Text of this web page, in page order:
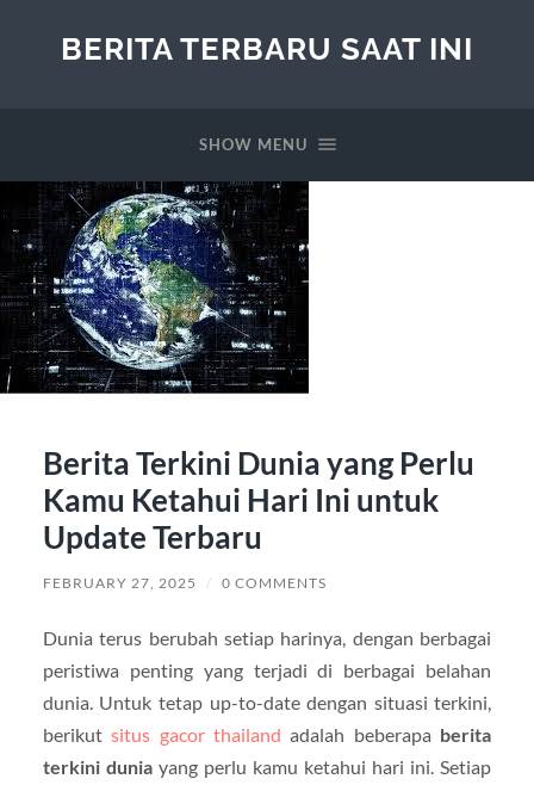
BERITA TERBARU SAAT INI
SHOW MENU
Berita Terkini Dunia yang Perlu
Kamu Ketahui Hari Ini untuk
Update Terbaru
FEBRUARY 27, 2025 / 0 COMMENTS
Dunia terus berubah setiap harinya, dengan berbagai
peristiwa penting yang terjadi di berbagai belahan
dunia. Untuk tetap up-to-date dengan situasi terkini,
berikutsitus gacor thailand adalah beberapa berita
terkini duniayang perlu kamu ketahui hari ini. Setiap